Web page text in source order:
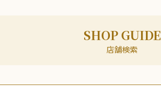
SHOP GUIDE
店舗検索